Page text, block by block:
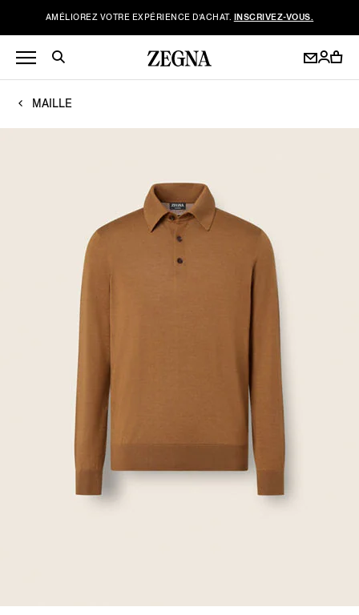
AMÉLIOREZ VOTRE EXPÉRIENCE D’ACHAT. INSCRIVEZ-VOUS.
MAILLE